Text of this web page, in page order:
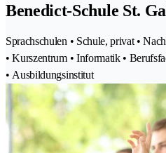
Benedict-Schule St.
Sprachschulen • Schule, privat •
• Kurszentrum • Informatik •
• Ausbildungsinstitut